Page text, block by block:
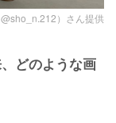
）さん提供
どのような画